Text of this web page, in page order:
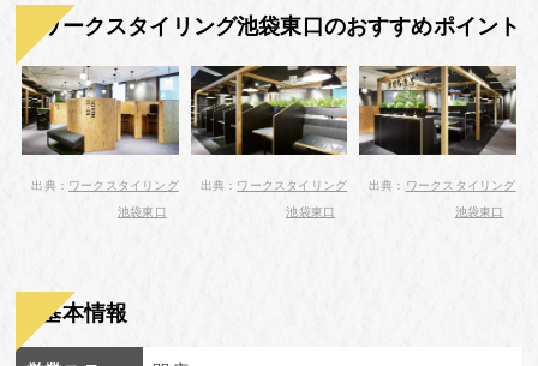
ワークスタイリング池袋東口のおすすめポイント
出典： ワークスタイリング
池袋東口
出典： ワークスタイリング
池袋東口
出典： ワークスタイリング
池袋東口
基本情報